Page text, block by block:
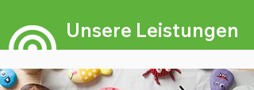
Unsere Leistungen